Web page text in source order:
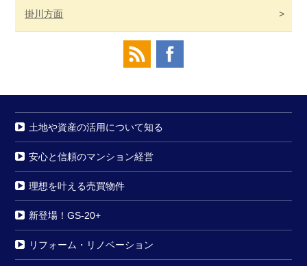
掛川方面
土地や資産の活用について知る
安心と信頼のマンション経営
理想を叶える売買物件
新登場！GS-20+
リフォーム・リノベーション